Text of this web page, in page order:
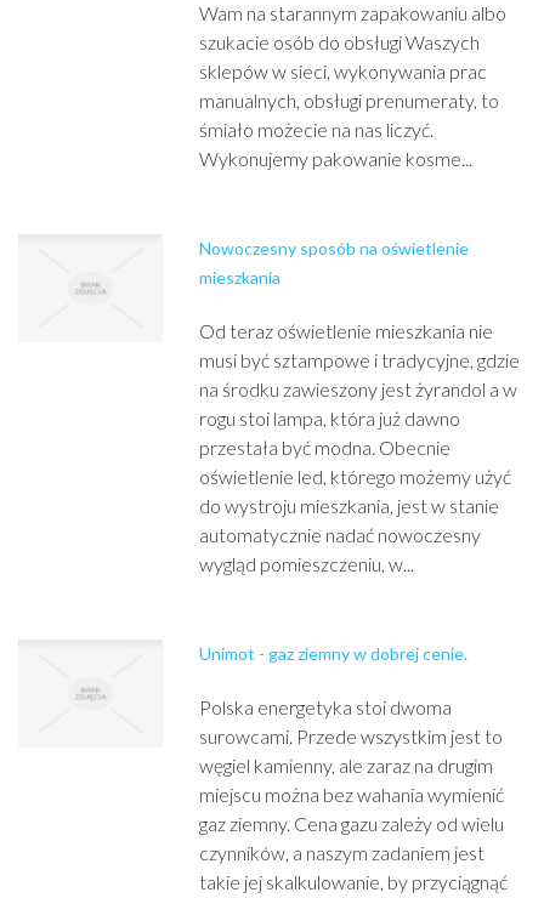
Wam na starannym zapakowaniu albo
szukacie osób do obsługi Waszych
sklepów w sieci, wykonywania prac
manualnych, obsługi prenumeraty, to
śmiało możecie na nas liczyć.
Wykonujemy pakowanie kosme...
Nowoczesny sposób na oświetlenie
mieszkania
Od teraz oświetlenie mieszkania nie
musi być sztampowe i tradycyjne, gdzie
na środku zawieszony jest żyrandol a w
rogu stoi lampa, która już dawno
przestała być modna. Obecnie
oświetlenie led, którego możemy użyć
do wystroju mieszkania, jest w stanie
automatycznie nadać nowoczesny
wygląd pomieszczeniu, w...
Unimot - gaz ziemny w dobrej cenie.
Polska energetyka stoi dwoma
surowcami. Przede wszystkim jest to
węgiel kamienny, ale zaraz na drugim
miejscu można bez wahania wymienić
gaz ziemny. Cena gazu zależy od wielu
czynników, a naszym zadaniem jest
takie jej skalkulowanie, by przyciągnąć